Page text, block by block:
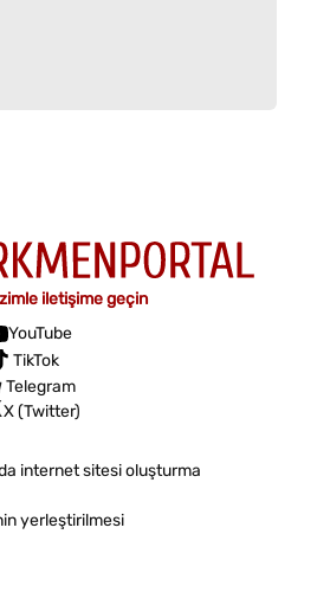
iletişime geçin
YouTube
TikTok
Telegram
X (Twitter)
internet sitesi oluşturma
yerleştirilmesi